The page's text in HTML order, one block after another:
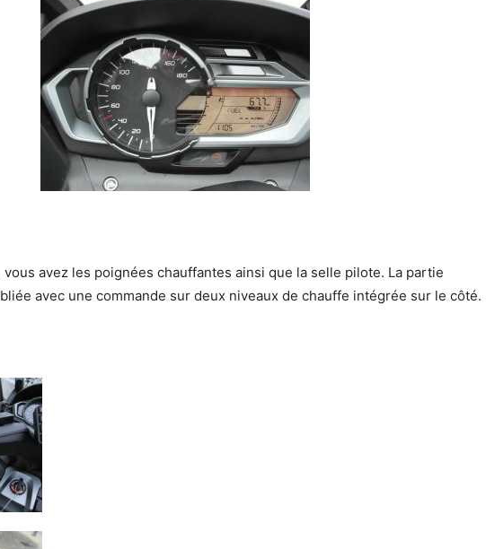
avez les poignées chauffantes ainsi que la selle pilote. La partie
avec une commande sur deux niveaux de chauffe intégrée sur le côté.